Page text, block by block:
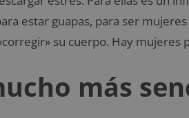
estar guapas, para ser
su cuerpo. Hay mujeres
más